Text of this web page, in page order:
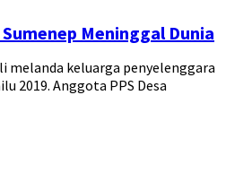
Meninggal Dunia
melanda keluarga penyelenggara
2019. Anggota PPS Desa